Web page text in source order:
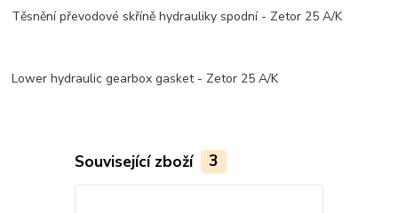
Těsnění převodové skříně hydrauliky spodní - Zetor 25 A/K
Lower hydraulic gearbox gasket - Zetor 25 A/K
Související zboží 3